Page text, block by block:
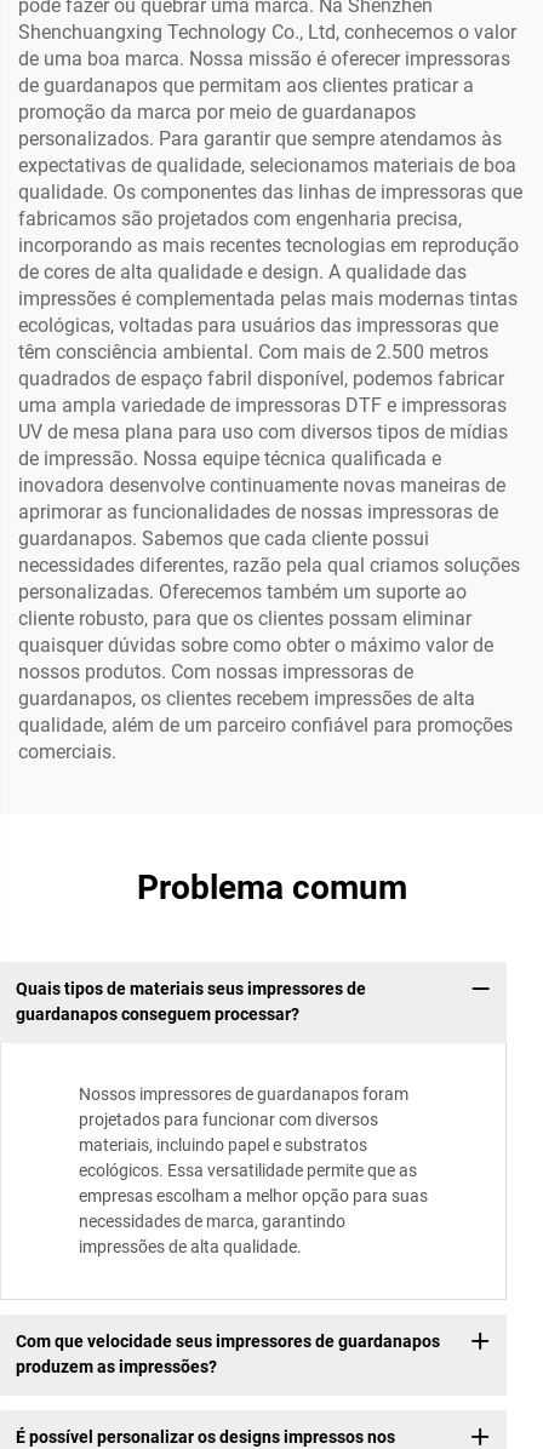
pode fazer ou quebrar uma marca. Na Shenzhen
Shenchuangxing Technology Co., Ltd, conhecemos o valor
de uma boa marca. Nossa missão é oferecer impressoras
de guardanapos que permitam aos clientes praticar a
promoção da marca por meio de guardanapos
personalizados. Para garantir que sempre atendamos às
expectativas de qualidade, selecionamos materiais de boa
qualidade. Os componentes das linhas de impressoras que
fabricamos são projetados com engenharia precisa,
incorporando as mais recentes tecnologias em reprodução
de cores de alta qualidade e design. A qualidade das
impressões é complementada pelas mais modernas tintas
ecológicas, voltadas para usuários das impressoras que
têm consciência ambiental. Com mais de 2.500 metros
quadrados de espaço fabril disponível, podemos fabricar
uma ampla variedade de impressoras DTF e impressoras
UV de mesa plana para uso com diversos tipos de mídias
de impressão. Nossa equipe técnica qualificada e
inovadora desenvolve continuamente novas maneiras de
aprimorar as funcionalidades de nossas impressoras de
guardanapos. Sabemos que cada cliente possui
necessidades diferentes, razão pela qual criamos soluções
personalizadas. Oferecemos também um suporte ao
cliente robusto, para que os clientes possam eliminar
quaisquer dúvidas sobre como obter o máximo valor de
nossos produtos. Com nossas impressoras de
guardanapos, os clientes recebem impressões de alta
qualidade, além de um parceiro confiável para promoções
comerciais.
Problema comum
Quais tipos de materiais seus impressores de
guardanapos conseguem processar?
Nossos impressores de guardanapos foram
projetados para funcionar com diversos
materiais, incluindo papel e substratos
ecológicos. Essa versatilidade permite que as
empresas escolham a melhor opção para suas
necessidades de marca, garantindo
impressões de alta qualidade.
Com que velocidade seus impressores de guardanapos
produzem as impressões?
É possível personalizar os designs impressos nos